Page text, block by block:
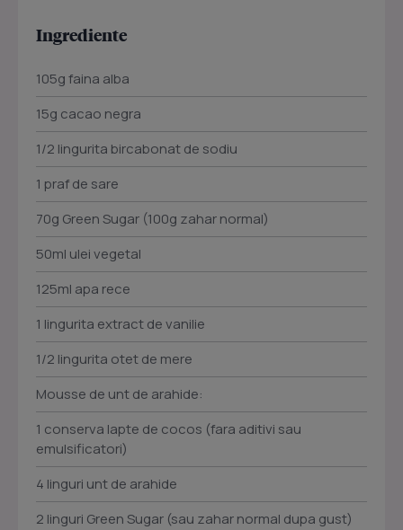
Ingrediente
105g faina alba
15g cacao negra
1/2 lingurita bircabonat de sodiu
1 praf de sare
70g Green Sugar (100g zahar normal)
50ml ulei vegetal
125ml apa rece
1 lingurita extract de vanilie
1/2 lingurita otet de mere
Mousse de unt de arahide:
1 conserva lapte de cocos (fara aditivi sau
emulsificatori)
4 linguri unt de arahide
2 linguri Green Sugar (sau zahar normal dupa gust)